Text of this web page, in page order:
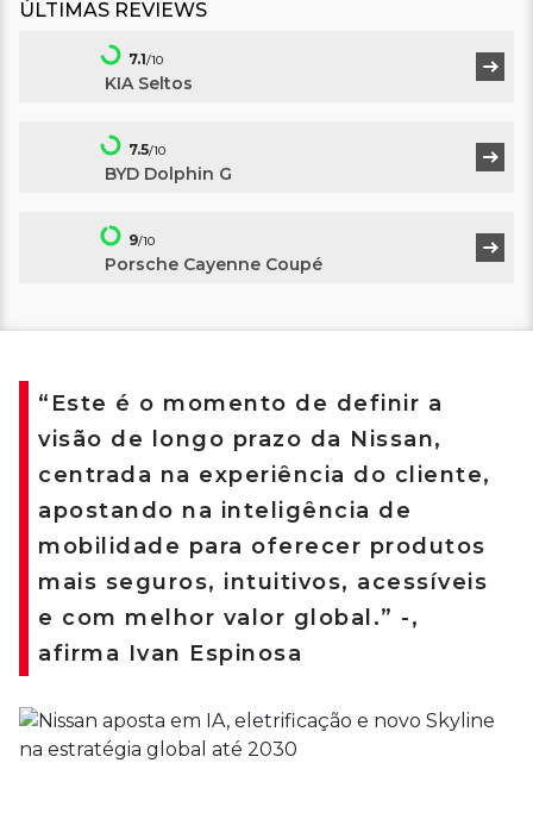
ÚLTIMAS REVIEWS
7.1/10
KIA Seltos
7.5/10
BYD Dolphin G
9/10
Porsche Cayenne Coupé
“Este é o momento de definir a
visão de longo prazo da Nissan,
centrada na experiência do cliente,
apostando na inteligência de
mobilidade para oferecer produtos
mais seguros, intuitivos, acessíveis
e com melhor valor global.” -,
afirma Ivan Espinosa